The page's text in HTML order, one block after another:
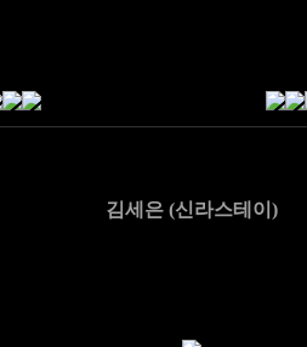
김세은 (신라스테이)